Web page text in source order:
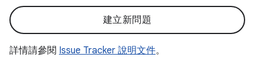
建立新問題
詳情請參閱 Issue Tracker 說明文件。